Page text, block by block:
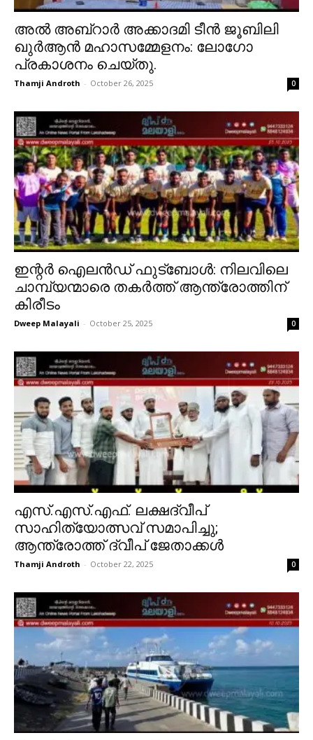
അൽ അബ്റാർ അക്കാദമി ടീൻ ജൂബിലി
ഖുർആൻ മഹാസമ്മേളനം: ലോഗോ
പ്രകാശനം ചെയ്തു.
Thamji Androth - October 26, 2025 0
ഇന്റർ ഐലൻഡ് ഫുട്ബോൾ: നിലവിലെ
ചാമ്പ്യന്മാരെ തകർത്ത് ആന്ത്രോത്തിന്
കിരീടം
Dweep Malayali - October 25, 2025 0
എസ്.എസ്.എഫ്. ലക്ഷദ്വീപ്
സാഹിത്യോത്സവ് സമാപിച്ചു;
ആന്ത്രോത്ത് ദ്വീപ് ജേതാക്കൾ
Thamji Androth - October 22, 2025 0